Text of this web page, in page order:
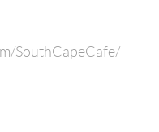
SouthCapeCafe/